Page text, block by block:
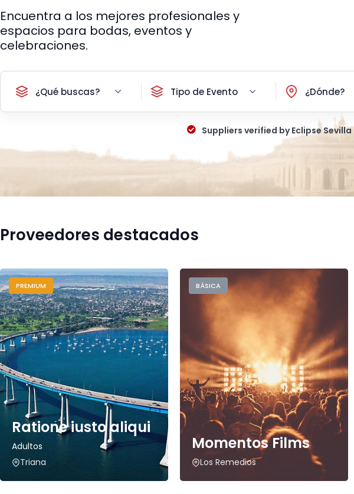
Encuentra a los mejores profesionales y
espacios para bodas, eventos y
celebraciones.
¿Qué buscas? Tipo de Evento ¿Dónde?
Suppliers verified by Eclipse Sevilla
Proveedores destacados
PREMIUM
Ratione iusto aliqui
Adultos
Triana
BÁSICA
Momentos Films
Los Remedios